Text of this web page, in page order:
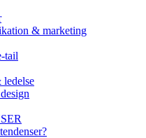
& marketing
tail
ledelse